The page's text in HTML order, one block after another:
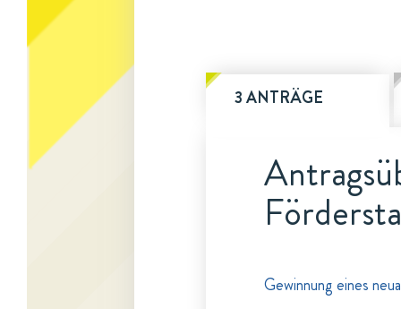
3 ANTRÄGE
Gewinnung eines